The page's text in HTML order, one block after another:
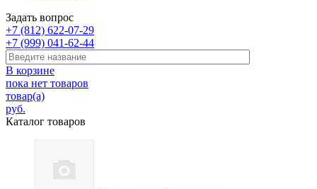
Задать вопрос
+7 (812) 622-07-29
+7 (999) 041-62-44
В корзине
пока нет товаров
товар(а)
руб.
Каталог товаров